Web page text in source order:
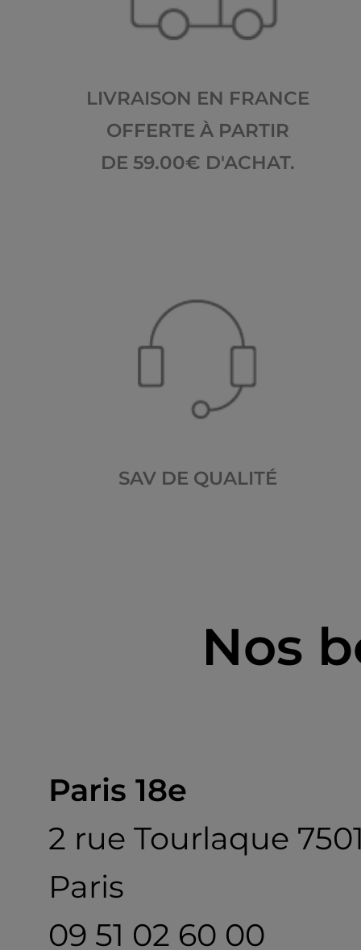
LIVRAISON EN FRANCE
OFFERTE À PARTIR
DE 59.00€ D'ACHAT.
SAV DE QUALITÉ
Nos
Paris 18e
2 rue Tourlaque
Paris
09 51 02 60 00